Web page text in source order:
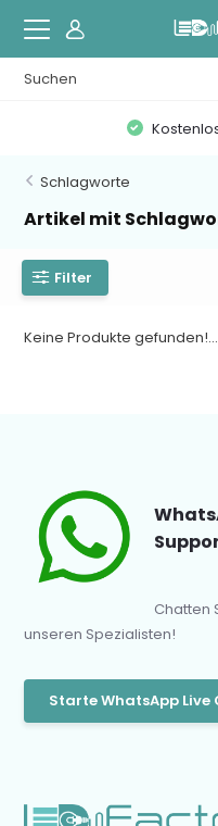
Schlagworte
Artikel mit
Filter
Keine Produkte gefunden!...
Chatten
unseren Spezialisten!
Starte WhatsApp Live